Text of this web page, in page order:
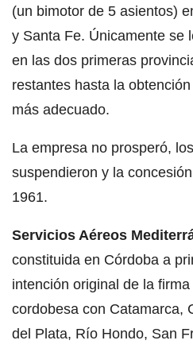
(un bimotor de 5 asientos)
y Santa Fe. Únicamente se
en las dos primeras
restantes hasta la
más adecuado.
La empresa no prosperó,
suspendieron y la
1961.
Servicios Aéreos
constituida en Córdoba a
intención original de la
cordobesa con Catamarca,
del Plata, Río Hondo, San